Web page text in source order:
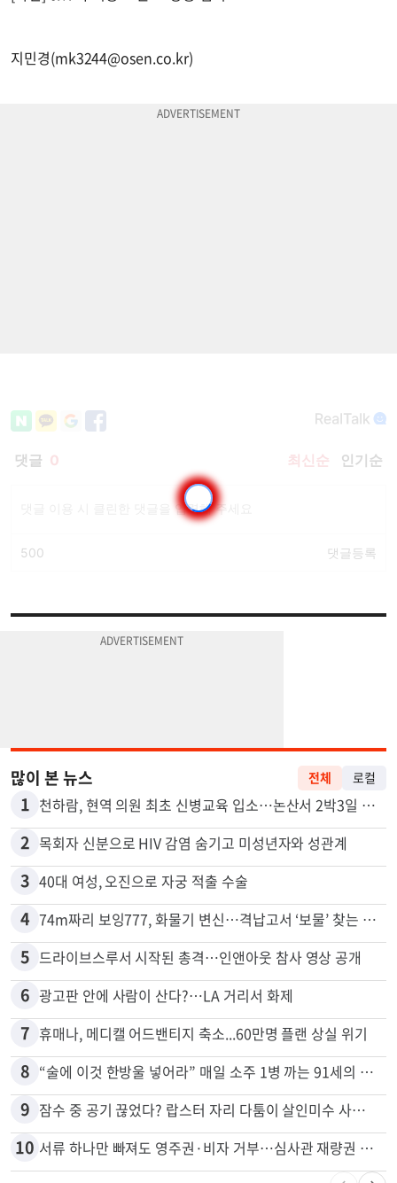
지민경(mk3244@osen.co.kr)
많이 본 뉴스 전체 로컬
1 천하람, 현역 의원 최초 신병교육 입소…논산서 2박3일 생활
2 목회자 신분으로 HIV 감염 숨기고 미성년자와 성관계
3 40대 여성, 오진으로 자궁 적출 수술
4 74m짜리 보잉777, 화물기 변신…격납고서 ‘보물’ 찾는 인천공항
5 드라이브스루서 시작된 총격…인앤아웃 참사 영상 공개
6 광고판 안에 사람이 산다?…LA 거리서 화제
7 휴매나, 메디캘 어드밴티지 축소...60만명 플랜 상실 위기
8 “술에 이것 한방울 넣어라” 매일 소주 1병 까는 91세의 철칙
9 잠수 중 공기 끊었다? 랍스터 자리 다툼이 살인미수 사건으로
10 서류 하나만 빠져도 영주권·비자 거부…심사관 재량권 대폭 확대